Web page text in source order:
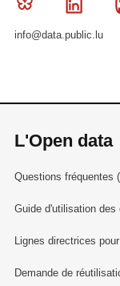
Bluesky
info@data.public.lu
L'Open data
Questions fréquentes
Guide d'utilisation des
Lignes directrices
Demande de